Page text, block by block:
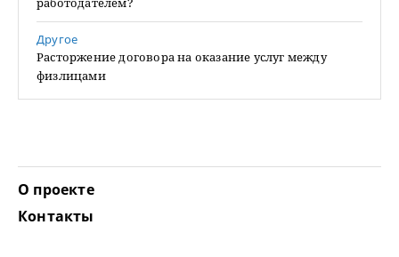
Другое
Расторжение договора на оказание услуг между
физлицами
О проекте
Контакты